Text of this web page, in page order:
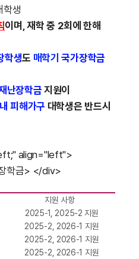
학생
이며, 재학 중 2회에 한해
학생도 매학기국가장학금
난장학금 지원이
피해가구 대학생은 반드시
align="left">
학금> </div>
지원 사항
2025-1, 2025-2 지원
2025-2, 2026-1 지원
2025-2, 2026-1 지원
2025-2, 2026-1 지원